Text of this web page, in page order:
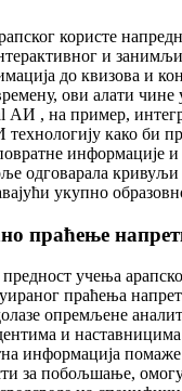
користе
и
до квизова и
ови алати чине
АИ , на пример,
технологију како би
информације
одговарала
укупно
праћење
предност учења
праћења
опремљене
и
информација
за побољшање,